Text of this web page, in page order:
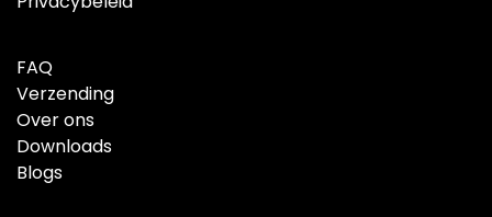
FAQ
Verzending
Over ons
Downloads
Blogs